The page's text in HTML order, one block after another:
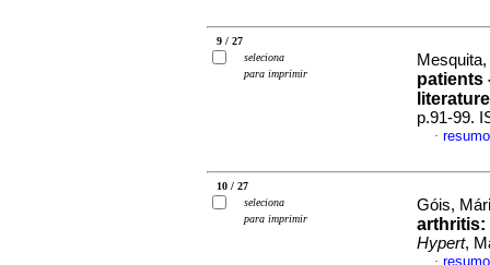
9 / 27
seleciona
para imprimir
patients
literature
p.91-99.
·
10 / 27
seleciona
para imprimir
Góis,
arthritis:
Hypert,
·